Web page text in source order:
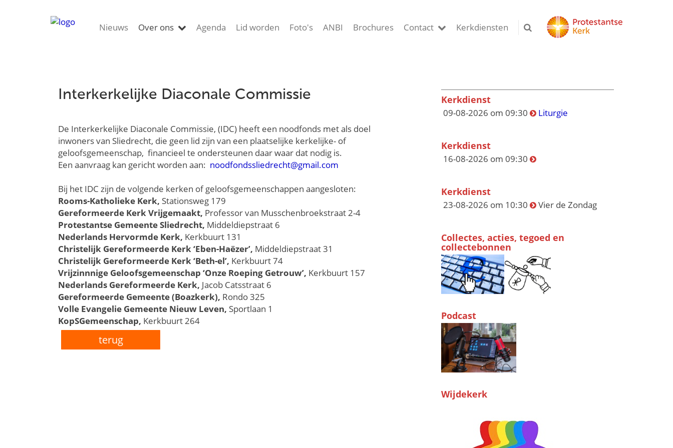
Nieuws Over ons Agenda Lid worden Foto's ANBI Brochures Contact Kerkdiensten
Interkerkelijke Diaconale Commissie
De Interkerkelijke Diaconale Commissie, (IDC) heeft een noodfonds met als doel
inwoners van Sliedrecht, die geen lid zijn van een plaatselijke kerkelijke- of
geloofsgemeenschap, financieel te ondersteunen daar waar dat nodig is.
Een aanvraag kan gericht worden aan: noodfondssliedrecht@gmail.com
Bij het IDC zijn de volgende kerken of geloofsgemeenschappen aangesloten:
Rooms-Katholieke Kerk, Stationsweg 179
Gereformeerde Kerk Vrijgemaakt, Professor van Musschenbroekstraat 2-4
Protestantse Gemeente Sliedrecht, Middeldiepstraat 6
Nederlands Hervormde Kerk, Kerkbuurt 131
Christelijk Gereformeerde Kerk ‘Eben-Haëzer’, Middeldiepstraat 31
Christelijk Gereformeerde Kerk ‘Beth-el’, Kerkbuurt 74
Vrijzinnnige Geloofsgemeenschap ‘Onze Roeping Getrouw’, Kerkbuurt 157
Nederlands Gereformeerde Kerk, Jacob Catsstraat 6
Gereformeerde Gemeente (Boazkerk), Rondo 325​
Volle Evangelie Gemeente Nieuw Leven, Sportlaan 1
KopSGemeenschap, Kerkbuurt 264
terug
Kerkdienst
09-08-2026 om 09:30 Liturgie
Kerkdienst
16-08-2026 om 09:30
Kerkdienst
23-08-2026 om 10:30 Vier de Zondag
Collectes, acties, tegoed en
collectebonnen
Podcast
Wijdekerk